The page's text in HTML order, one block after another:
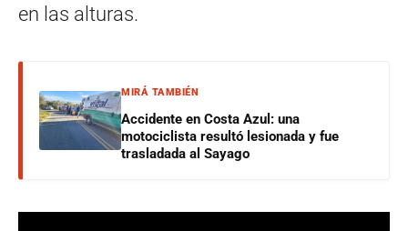
en las alturas.
MIRÁ TAMBIÉN
Accidente en Costa Azul: una
motociclista resultó lesionada y fue
trasladada al Sayago